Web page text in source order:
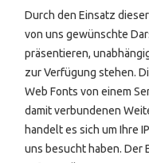
Durch den Einsatz
von uns gewünschte
präsentieren,
zur Verfügung stehen.
Web Fonts von einem
damit verbundenen
handelt es sich um Ihre
uns besucht haben. Der